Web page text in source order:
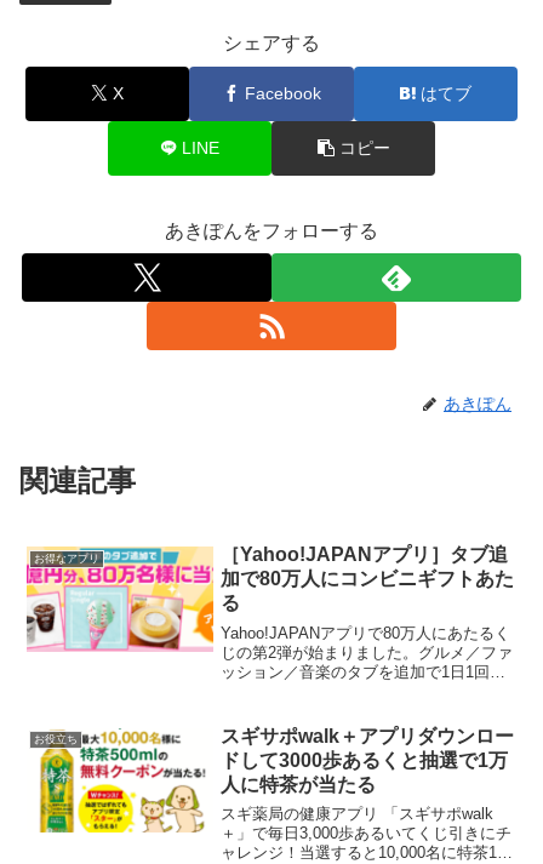
シェアする
X Facebook はてブ
LINE コピー
あきぽんをフォローする
あきぽん
関連記事
お得なアプリ
［Yahoo!JAPANアプリ］タブ追
加で80万人にコンビニギフトあた
る
Yahoo!JAPANアプリで80万人にあたるく
じの第2弾が始まりました。グルメ／ファ
ッション／音楽のタブを追加で1日1回く
りました。参加方法はこちら
お役立ち
スギサポwalk＋アプリダウンロー
ドして3000歩あるくと抽選で1万
人に特茶が当たる
スギ薬局の健康アプリ 「スギサポwalk
＋」で毎日3,000歩あるいてくじ引きにチ
ャレンジ！当選すると10,000名に特茶1本